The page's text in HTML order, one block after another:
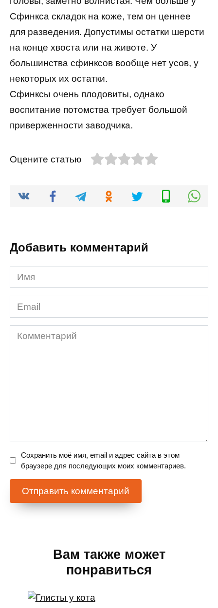
Сфинкса складок на коже, тем он ценнее
для разведения. Допустимы остатки шерсти
на конце хвоста или на животе. У
большинства сфинксов вообще нет усов, у
некоторых их остатки.
Сфинксы очень плодовиты, однако
воспитание потомства требует большой
приверженности заводчика.
Оцените статью
Добавить комментарий
Имя
*
Email
*
Комментарий
Сохранить моё имя, email и адрес сайта в этом
браузере для последующих моих комментариев.
Вам также может
понравиться